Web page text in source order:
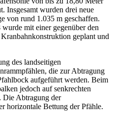
Insgesamt wurden drei neue
von rund 1.035 m geschaffen.
mit einer gegenüber den
geplant und
des landseitigen
die zur Abtragung
aufgeführt werden. Beim
jedoch auf senkrechten
Die Abtragung der
horizontale Bettung der Pfähle.